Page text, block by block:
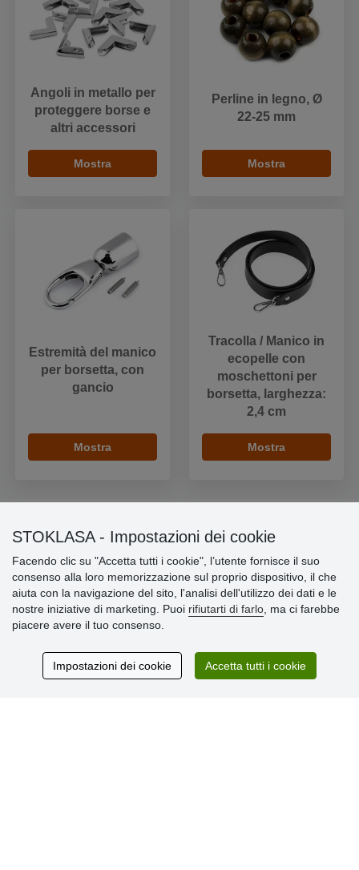
Angoli in metallo per
proteggere borse e
altri accessori
Mostra
Perline in legno, Ø
22-25 mm
Mostra
Estremità del manico
per borsetta, con
gancio
Mostra
Tracolla / Manico in
ecopelle con
moschettoni per
borsetta, larghezza:
2,4 cm
Mostra
» Impostazioni dei cookie
» Termini & Condizioni
» Informativa sulla Privacy
» Consegna e pagamento
» Programma fedeltà
STOKLASA - Impostazioni dei cookie
Facendo clic su "Accetta tutti i cookie", l’utente fornisce il suo
consenso alla loro memorizzazione sul proprio dispositivo, il che
aiuta con la navigazione del sito, l'analisi dell'utilizzo dei dati e le
nostre iniziative di marketing. Puoi rifiutarti di farlo , ma ci farebbe
piacere avere il tuo consenso.
Impostazioni dei cookie Accetta tutti i cookie